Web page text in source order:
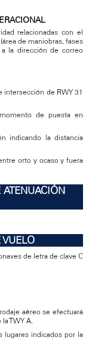
relacionadas con el
de maniobras, fases
la dirección de correo
intersección de RWY 31
de puesta en
indicando la distancia
orto y ocaso y fuera
de letra de clave C
aéreo se efectuará
TWY A.
lugares indicados por la